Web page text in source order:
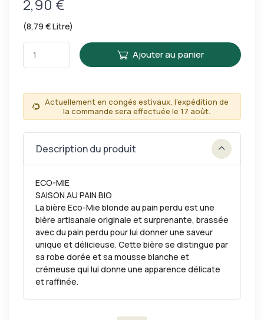
2,90 €
(8,79 € Litre)
Ajouter au panier
🌻 Actuellement en congés estivaux, l'expédition de
la commande sera effectuée le 17 août.
Description du produit
ECO-MIE
SAISON AU PAIN BIO
La bière Eco-Mie blonde au pain perdu est une
bière artisanale originale et surprenante, brassée
avec du pain perdu pour lui donner une saveur
unique et délicieuse. Cette bière se distingue par
sa robe dorée et sa mousse blanche et
crémeuse qui lui donne une apparence délicate
et raffinée.